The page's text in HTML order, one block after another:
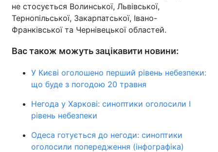
не стосується Волинської, Львівської,
Тернопільської, Закарпатської, Івано-
Франківської та Чернівецької областей.
Вас також можуть зацікавити новини:
У Києві оголошено перший рівень небезпеки:
що буде з погодою 20 травня
Негода у Харкові: синоптики оголосили І
рівень небезпеки
Одеса готується до негоди: синоптики
оголосили попередження (інфографіка)